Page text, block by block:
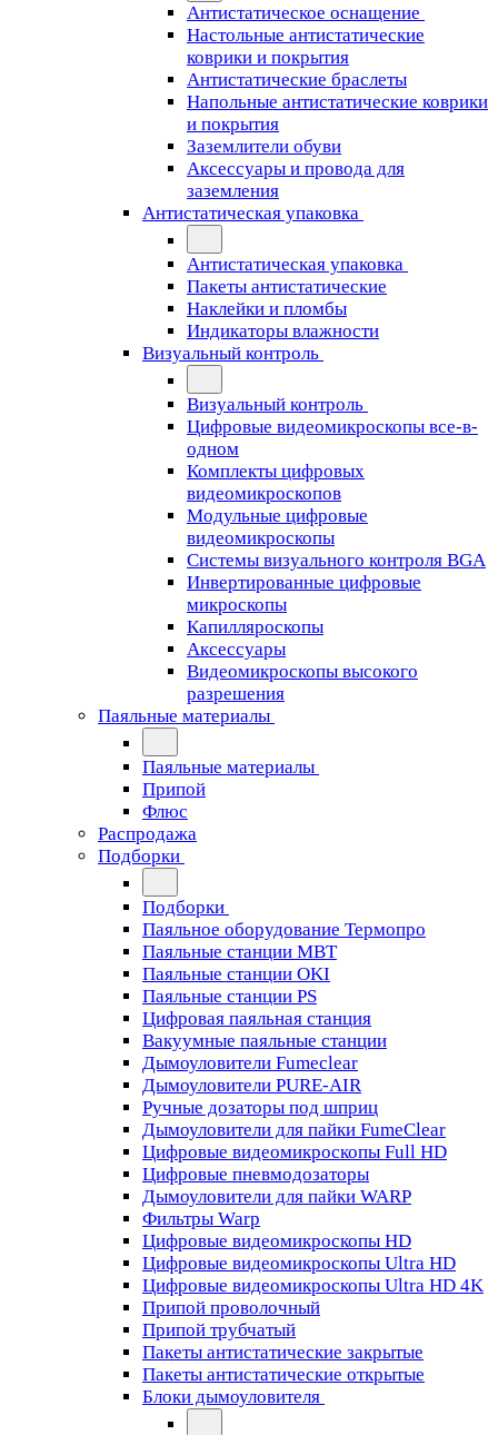
Антистатическое оснащение
Настольные антистатические
коврики и покрытия
Антистатические браслеты
Напольные антистатические коврики
и покрытия
Заземлители обуви
Аксессуары и провода для
заземления
Антистатическая упаковка
Антистатическая упаковка
Пакеты антистатические
Наклейки и пломбы
Индикаторы влажности
Визуальный контроль
Визуальный контроль
Цифровые видеомикроскопы все-в-
одном
Комплекты цифровых
видеомикроскопов
Модульные цифровые
видеомикроскопы
Cистемы визуального контроля BGA
Инвертированные цифровые
микроскопы
Капилляроскопы
Аксессуары
Видеомикроскопы высокого
разрешения
Паяльные материалы
Паяльные материалы
Припой
Флюс
Распродажа
Подборки
Подборки
Паяльное оборудование Термопро
Паяльные станции MBT
Паяльные станции OKI
Паяльные станции PS
Цифровая паяльная станция
Вакуумные паяльные станции
Дымоуловители Fumeclear
Дымоуловители PURE-AIR
Ручные дозаторы под шприц
Дымоуловители для пайки FumeClear
Цифровые видеомикроскопы Full HD
Цифровые пневмодозаторы
Дымоуловители для пайки WARP
Фильтры Warp
Цифровые видеомикроскопы HD
Цифровые видеомикроскопы Ultra HD
Цифровые видеомикроскопы Ultra HD 4K
Припой проволочный
Припой трубчатый
Пакеты антистатические закрытые
Пакеты антистатические открытые
Блоки дымоуловителя